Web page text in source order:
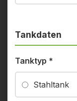
Tankdaten
Tanktyp *
Stahltank